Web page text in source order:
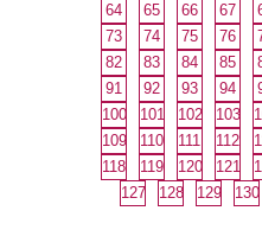
64
65 66 67
73
74 75 76
82
83 84 85
91
92 93 94
100
101 102 103
109
110 111 112
118
119 120 121
127
128 129 130